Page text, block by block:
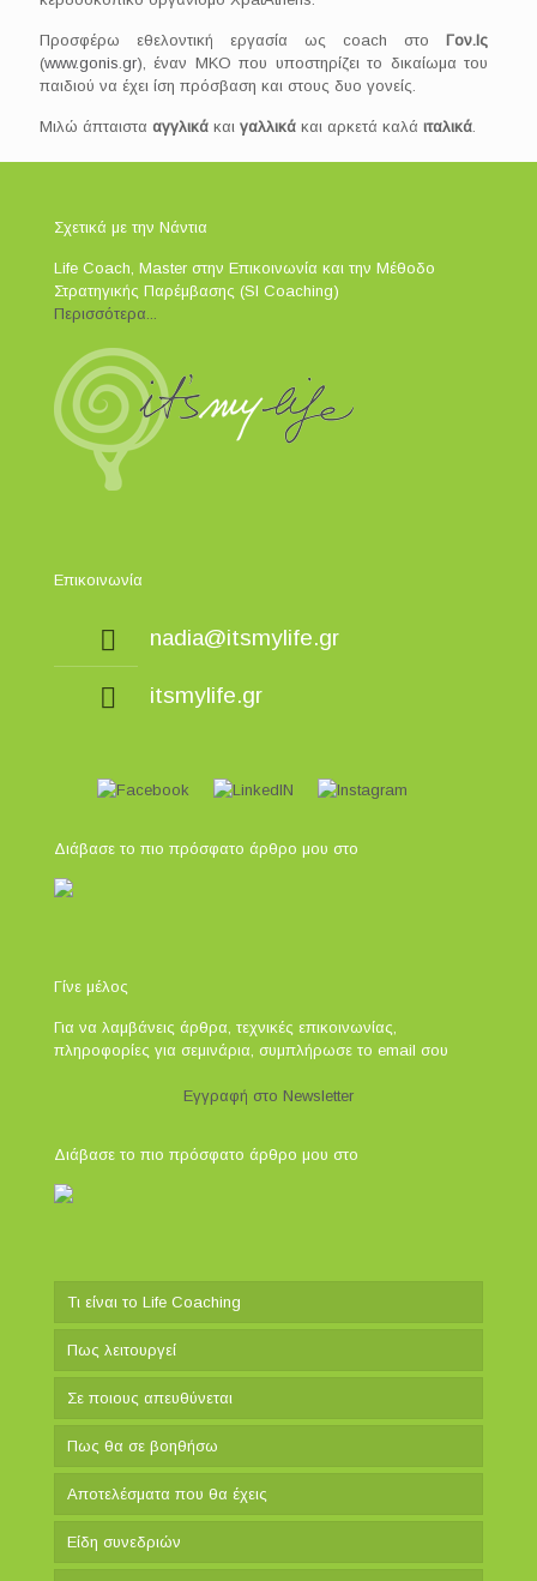
Προσφέρω εθελοντική εργασία ως coach στο Γον.Ις
(www.gonis.gr), έναν ΜΚΟ που υποστηρίζει το δικαίωμα του
παιδιού να έχει ίση πρόσβαση και στους δυο γονείς.
Μιλώ άπταιστα αγγλικά και γαλλικά και αρκετά καλά ιταλικά.
Σχετικά με την Νάντια
Life Coach, Master στην Επικοινωνία και την Μέθοδο
Στρατηγικής Παρέμβασης (SI Coaching)
Περισσότερα...
Επικοινωνία
nadia@itsmylife.gr
itsmylife.gr
Διάβασε το πιο πρόσφατο άρθρο μου στο
Γίνε μέλος
Για να λαμβάνεις άρθρα, τεχνικές επικοινωνίας,
πληροφορίες για σεμινάρια, συμπλήρωσε το email σου
Εγγραφή στο Newsletter
Διάβασε το πιο πρόσφατο άρθρο μου στο
Τι είναι το Life Coaching
Πως λειτουργεί
Σε ποιους απευθύνεται
Πως θα σε βοηθήσω
Αποτελέσματα που θα έχεις
Είδη συνεδριών